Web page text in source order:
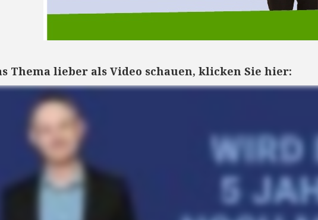
Thema lieber als Video schauen, klicken Sie hier: